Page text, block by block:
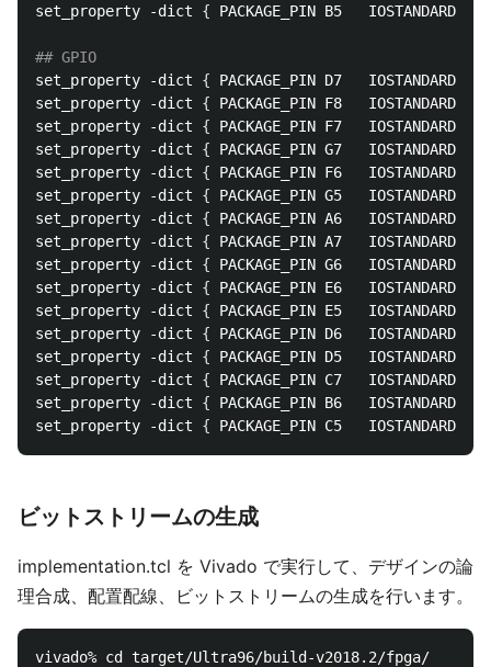
set_property -dict { PACKAGE_PIN B5   IOSTANDARD
set_property -dict { PACKAGE_PIN D7   IOSTANDARD
set_property -dict { PACKAGE_PIN F8   IOSTANDARD
set_property -dict { PACKAGE_PIN F7   IOSTANDARD
set_property -dict { PACKAGE_PIN G7   IOSTANDARD
set_property -dict { PACKAGE_PIN F6   IOSTANDARD
set_property -dict { PACKAGE_PIN G5   IOSTANDARD
set_property -dict { PACKAGE_PIN A6   IOSTANDARD
set_property -dict { PACKAGE_PIN A7   IOSTANDARD
set_property -dict { PACKAGE_PIN G6   IOSTANDARD
set_property -dict { PACKAGE_PIN E6   IOSTANDARD
set_property -dict { PACKAGE_PIN E5   IOSTANDARD
set_property -dict { PACKAGE_PIN D6   IOSTANDARD
set_property -dict { PACKAGE_PIN D5   IOSTANDARD
set_property -dict { PACKAGE_PIN C7   IOSTANDARD
set_property -dict { PACKAGE_PIN B6   IOSTANDARD
set_property -dict { PACKAGE_PIN C5   IOSTANDARD
ビットストリームの生成
implementation.tcl を Vivado で実行して、デザインの論
理合成、配置配線、ビットストリームの生成を行います。
vivado% cd target/Ultra96/build-v2018.2/fpga/